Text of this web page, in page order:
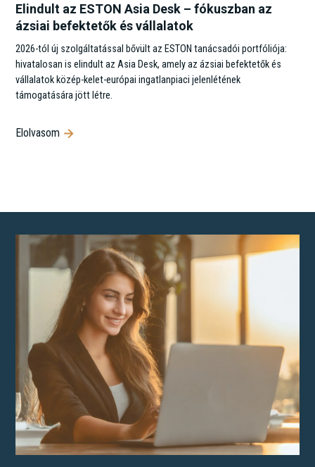
Elindult az ESTON Asia Desk – fókuszban az
ázsiai befektetők és vállalatok
2026-tól új szolgáltatással bővült az ESTON tanácsadói portfóliója:
hivatalosan is elindult az Asia Desk, amely az ázsiai befektetők és
vállalatok közép-kelet-európai ingatlanpiaci jelenlétének
támogatására jött létre.
Elolvasom